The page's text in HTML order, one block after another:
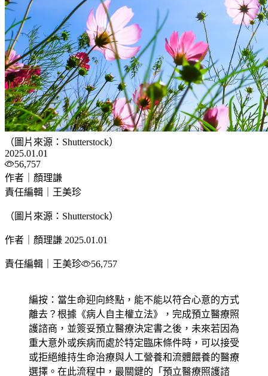
（圖片來源：Shutterstock）
2025.01.01
56,757
作者｜顏理謙
責任編輯｜王美珍
（圖片來源：Shutterstock）
作者｜顏理謙 2025.01.01
責任編輯｜王美珍 56,757
編按：當生命迎向終點，能不能以符合心意的方式
離去？根據《病人自主權立法》，完成預立醫療照
護諮商，並簽妥預立醫療決定書之後，未來若因為
重大意外或疾病而處於特定臨床條件時，可以接受
或拒絕維持生命治療與人工營養和流體餵養的醫療
選擇。在此流程中，最關鍵的「預立醫療照護諮